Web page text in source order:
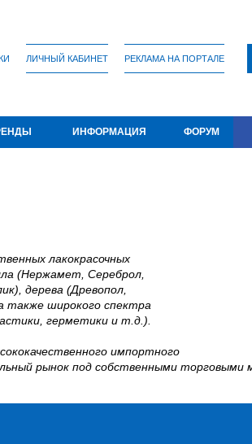
ЛИЧНЫЙ КАБИНЕТ РЕКЛАМА НА ПОРТАЛЕ
ИНФОРМАЦИЯ ФОРУМ
лакокрасочных
(Нержамет, Сереброл,
дерева (Древопол,
также широкого спектра
герметики и т.д.).
импортного
рынок под собственными торговыми